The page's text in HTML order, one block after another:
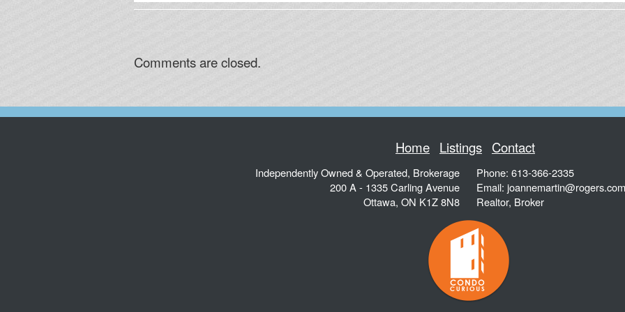
Comments are closed.
Home Listings Contact
Independently Owned & Operated, Brokerage
200 A - 1335 Carling Avenue
Ottawa, ON K1Z 8N8
Phone: 613-366-2335
Email: joannemartin@rogers.com
Realtor, Broker